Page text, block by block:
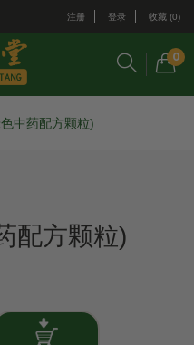
注册 登录 收藏 (0)
0
中药配方颗粒)
配方颗粒)